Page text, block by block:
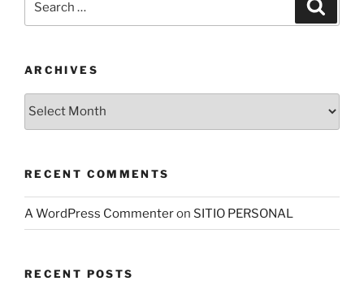
for:
ARCHIVES
Archives
RECENT COMMENTS
A WordPress Commenteron SITIO PERSONAL
RECENT POSTS